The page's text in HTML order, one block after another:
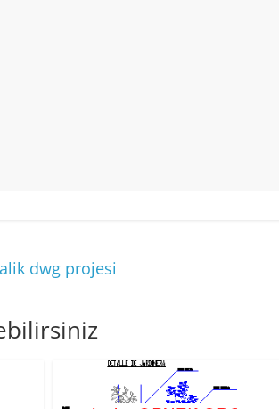
dwg projesi